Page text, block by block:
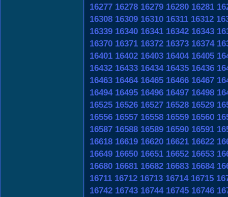
16277 16278 16279 16280 16281
16308 16309 16310 16311 16312
16339 16340 16341 16342 16343
16370 16371 16372 16373 16374
16401 16402 16403 16404 16405
16432 16433 16434 16435 16436
16463 16464 16465 16466 16467
16494 16495 16496 16497 16498
16525 16526 16527 16528 16529
16556 16557 16558 16559 16560
16587 16588 16589 16590 16591
16618 16619 16620 16621 16622
16649 16650 16651 16652 16653
16680 16681 16682 16683 16684
16711 16712 16713 16714 16715
16742 16743 16744 16745 16746